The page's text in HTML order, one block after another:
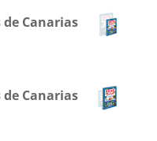
de Canarias
de Canarias